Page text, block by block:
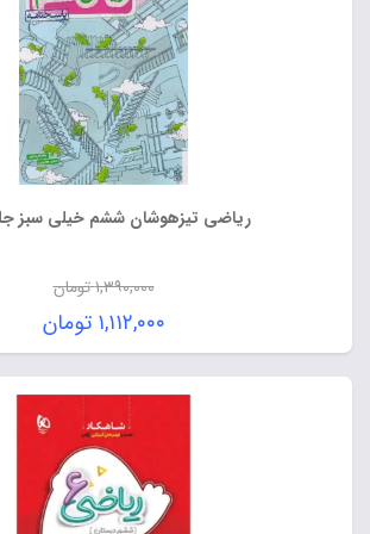
ریاضی تیزهوشان ششم خیلی سبز
۱,۳۹۰,۰۰۰تومان
قیمت
اصلی:
۱,۱۱۲,۰۰۰ تومان
قیمت
فعلی:
۱,۱۱۲,۰۰۰ تومان.